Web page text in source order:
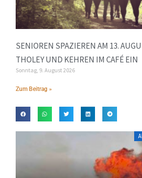
SENIOREN SPAZIEREN AM 13.
THOLEY UND KEHREN IM CAFÉ EIN
Sonntag, 9. August 2026
Zum Beitrag »